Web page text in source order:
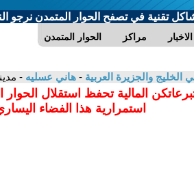
تقنية في تصفح الحوار المتمدن نرجو
الحوار المتمدن مراكز الاخبار
الخليج والجزيرة العربية - هاني عسليه -
المالية تحفظ استقلال
استمرارية هذا الفضاء